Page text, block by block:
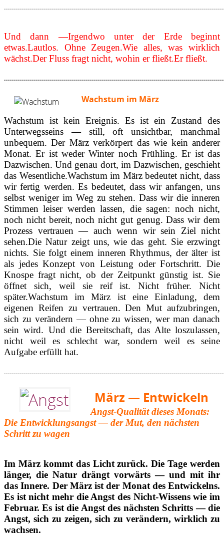
Und dann —Irgendwo unter der Erde beginnt
etwas.Lautlos. Ohne Zeugen.Wie alles, was wirklich
wächst.Der Fluss fragt nicht, wohin er fließt.Er fließt.
Wachstum im März
Wachstum ist kein Ereignis. Es ist ein Zustand des
Unterwegsseins — still, oft unsichtbar, manchmal
unbequem. Der März verkörpert das wie kein anderer
Monat. Er ist weder Winter noch Frühling. Er ist das
Dazwischen. Und genau dort, im Dazwischen, geschieht
das Wesentliche.Wachstum im März bedeutet nicht, dass
wir fertig werden. Es bedeutet, dass wir anfangen, uns
selbst weniger im Weg zu stehen. Dass wir die inneren
Stimmen leiser werden lassen, die sagen: noch nicht,
noch nicht bereit, noch nicht gut genug. Dass wir dem
Prozess vertrauen — auch wenn wir sein Ziel nicht
sehen.Die Natur zeigt uns, wie das geht. Sie erzwingt
nichts. Sie folgt einem inneren Rhythmus, der älter ist
als jedes Konzept von Leistung oder Fortschritt. Die
Knospe fragt nicht, ob der Zeitpunkt günstig ist. Sie
öffnet sich, weil sie reif ist. Nicht früher. Nicht
später.Wachstum im März ist eine Einladung, dem
eigenen Reifen zu vertrauen. Den Mut aufzubringen,
sich zu verändern — ohne zu wissen, wer man danach
sein wird. Und die Bereitschaft, das Alte loszulassen,
nicht weil es schlecht war, sondern weil es seine
Aufgabe erfüllt hat.
März — Entwickeln
Angst-Qualität dieses Monats:
Die Entwicklungsangst — der Mut, den nächsten
Schritt zu wagen
Im März kommt das Licht zurück. Die Tage werden
länger, die Natur drängt vorwärts — und mit ihr
das Innere. Der März ist der Monat des Entwickelns.
Es ist nicht mehr die Angst des Nicht-Wissens wie im
Februar. Es ist die Angst des nächsten Schritts — die
Angst, sich zu zeigen, sich zu verändern, wirklich zu
wachsen.